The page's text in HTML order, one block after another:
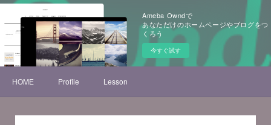
Ameba Owndで
あなただけのホームページやブログをつ
くろう
今すぐ試す
HOME Profile Lesson